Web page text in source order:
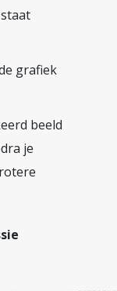
grafiek
beeld
je